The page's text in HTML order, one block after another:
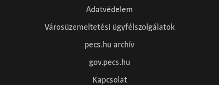
Adatvédelem
Városüzemeltetési ügyfélszolgálatok
pecs.hu archív
gov.pecs.hu
Kapcsolat